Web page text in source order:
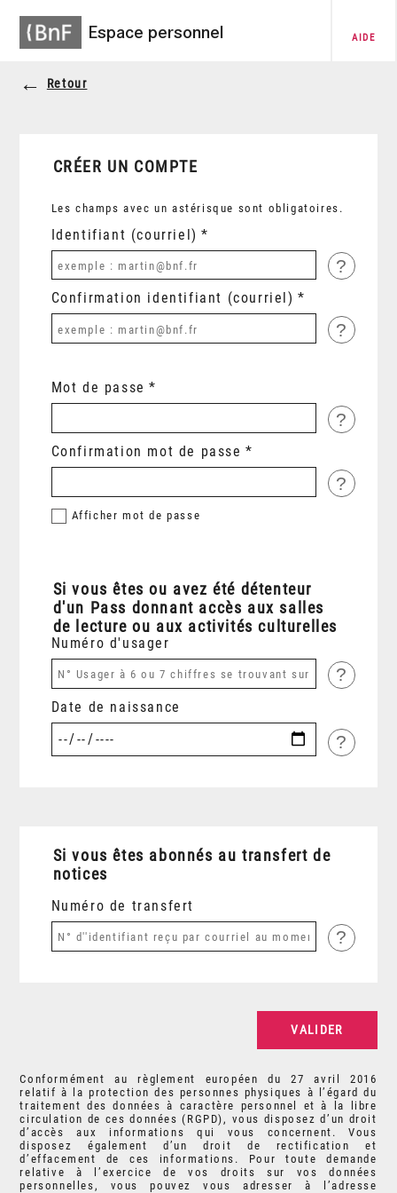
Espace personnel AIDE
Retour
CRÉER UN COMPTE
Les champs avec un astérisque sont obligatoires.
Identifiant (courriel)
?
Confirmation identifiant (courriel)
?
Mot de passe
?
Confirmation mot de passe
?
Afficher mot de passe
Si vous êtes ou avez été détenteur
d'un Pass donnant accès aux salles
de lecture ou aux activités culturelles
Numéro d'usager
?
Date de naissance
?
Si vous êtes abonnés au transfert de
notices
Numéro de transfert
?
Conformément au règlement européen du 27 avril 2016
relatif à la protection des personnes physiques à l’égard du
traitement des données à caractère personnel et à la libre
circulation de ces données (RGPD), vous disposez d’un droit
d’accès aux informations qui vous concernent. Vous
disposez également d’un droit de rectification et
d’effacement de ces informations. Pour toute demande
relative à l’exercice de vos droits sur vos données
personnelles, vous pouvez vous adresser à l’adresse